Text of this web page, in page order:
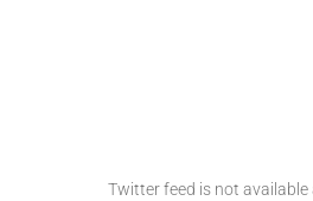
Twitter feed is not available